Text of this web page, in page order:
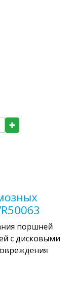
поршней
с дисковыми